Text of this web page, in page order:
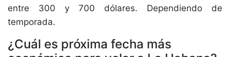
entre 300 y 700 dólares. Dependiendo de
temporada.
¿Cuál es próxima fecha más